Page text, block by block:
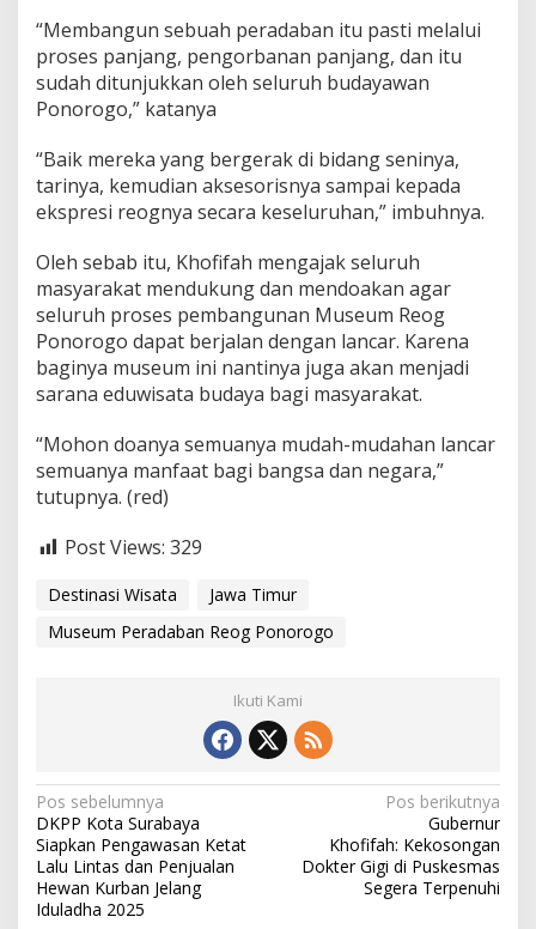
“Membangun sebuah peradaban itu pasti melalui
proses panjang, pengorbanan panjang, dan itu
sudah ditunjukkan oleh seluruh budayawan
Ponorogo,” katanya
“Baik mereka yang bergerak di bidang seninya,
tarinya, kemudian aksesorisnya sampai kepada
ekspresi reognya secara keseluruhan,” imbuhnya.
Oleh sebab itu, Khofifah mengajak seluruh
masyarakat mendukung dan mendoakan agar
seluruh proses pembangunan Museum Reog
Ponorogo dapat berjalan dengan lancar. Karena
baginya museum ini nantinya juga akan menjadi
sarana eduwisata budaya bagi masyarakat.
“Mohon doanya semuanya mudah-mudahan lancar
semuanya manfaat bagi bangsa dan negara,”
tutupnya. (red)
Post Views: 329
Destinasi Wisata
Jawa Timur
Museum Peradaban Reog Ponorogo
Ikuti Kami
N
a
v
i
Pos sebelumnya
DKPP Kota Surabaya
Siapkan Pengawasan Ketat
Lalu Lintas dan Penjualan
Hewan Kurban Jelang
Iduladha 2025
Pos berikutnya
Gubernur
Khofifah: Kekosongan
Dokter Gigi di Puskesmas
Segera Terpenuhi